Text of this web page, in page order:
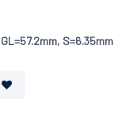
S=6.35mm